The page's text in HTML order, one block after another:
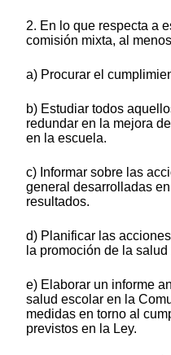
2. En lo que respecta a
comisión mixta, al
a) Procurar el
b) Estudiar todos
redundar en la mejora
en la escuela.
c) Informar sobre las
general desarrolladas
resultados.
d) Planificar las
la promoción de la
e) Elaborar un informe
salud escolar en la
medidas en torno al
previstos en la Ley.